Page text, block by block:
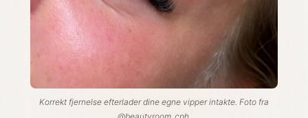
Korrekt fjernelse efterlader dine egne vipper intakte. Foto fra